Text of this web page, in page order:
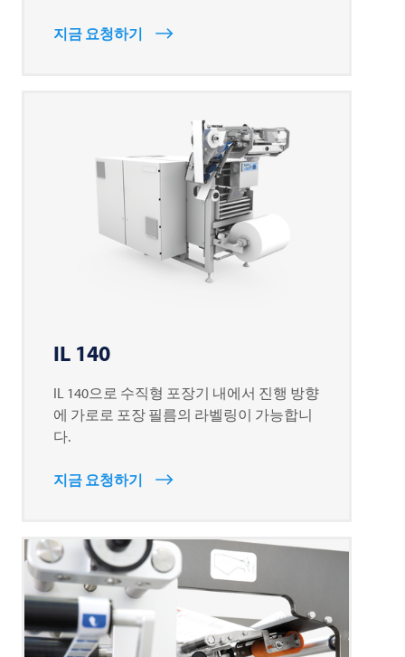
지금 요청하기
IL 140
IL 140으로 수직형 포장기 내에서 진행 방향
에 가로로 포장 필름의 라벨링이 가능합니
다.
지금 요청하기